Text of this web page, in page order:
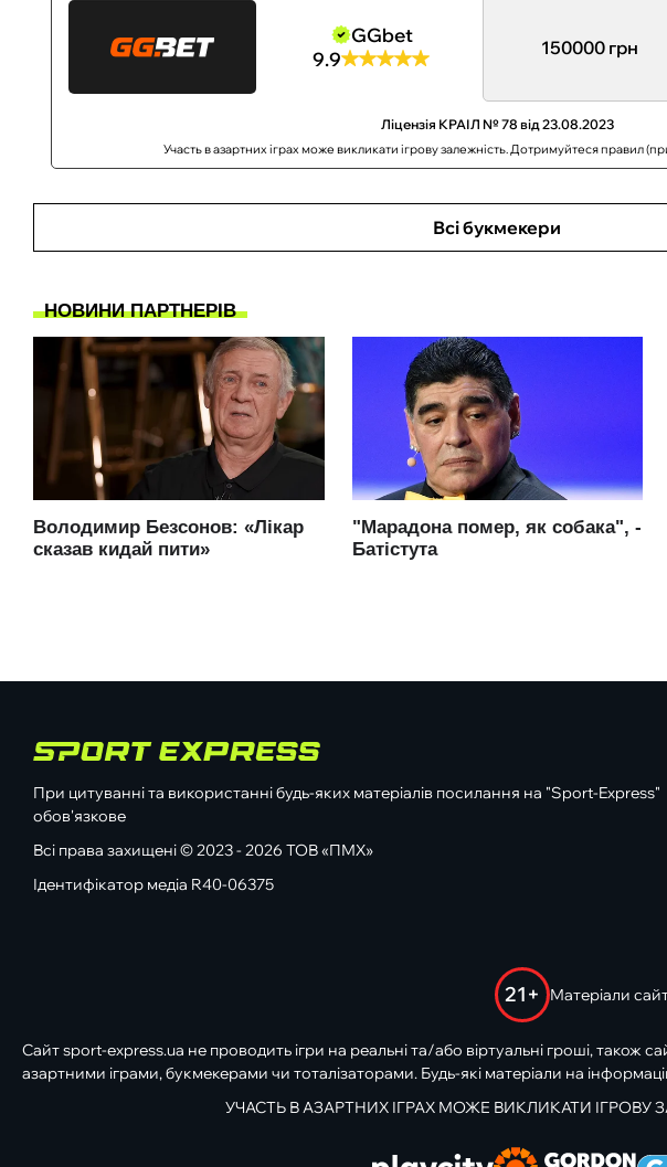
GGbet
9.9
150000 грн
Ліцензія КРАІЛ № 78 від 23.08.2023
Участь в азартних іграх може викликати ігрову залежність. Дотримуйтеся правил
Всі букмекери
При цитуванні та використанні будь-яких матеріалів посилання на "Sport-Express"
обов'язкове
Всі права захищені © 2023 - 2026 ТОВ «ПМХ»
Ідентифікатор медіа R40-06375
21+ Матеріали
Сайт sport-express.ua не проводить ігри на реальні та/або віртуальні гроші, також
азартними іграми, букмекерами чи тоталізаторами. Будь-які матеріали на
УЧАСТЬ В АЗАРТНИХ ІГРАХ МОЖЕ ВИКЛИКАТИ